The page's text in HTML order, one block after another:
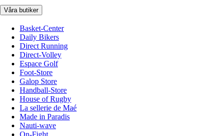
Våra butiker
Basket-Center
Daily Bikers
Direct Running
Direct-Volley
Espace Golf
Foot-Store
Galop Store
Handball-Store
House of Rugby
La sellerie de Maé
Made in Paradis
Nauti-wave